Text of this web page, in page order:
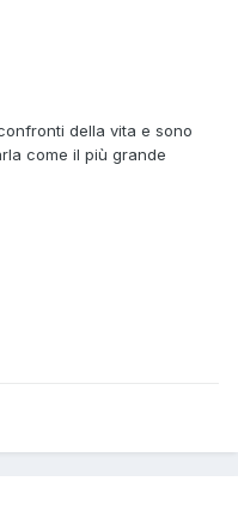
della vita e sono
come il più grande